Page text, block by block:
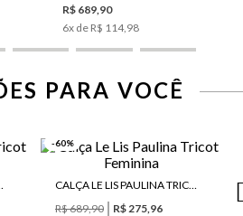
R$ 689 90
6x de R$ 114, 98
PARA VOCÊ
CALÇA LE LIS PALOMA TRICOT FEMININA
-60%
CALÇA LE LIS PAULINA TRICOT FEMININA
R$ 689,90
R$ 275,96